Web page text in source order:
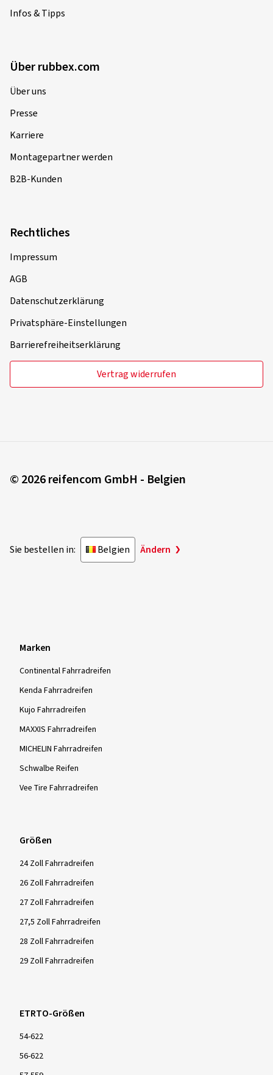
Infos & Tipps
Über rubbex.com
Über uns
Presse
Karriere
Montagepartner werden
B2B-Kunden
Rechtliches
Impressum
AGB
Datenschutzerklärung
Privatsphäre-Einstellungen
Barrierefreiheitserklärung
Vertrag widerrufen
© 2026 reifencom GmbH - Belgien
Sie bestellen in: Belgien Ändern
Marken
Continental Fahrradreifen
Kenda Fahrradreifen
Kujo Fahrradreifen
MAXXIS Fahrradreifen
MICHELIN Fahrradreifen
Schwalbe Reifen
Vee Tire Fahrradreifen
Größen
24 Zoll Fahrradreifen
26 Zoll Fahrradreifen
27 Zoll Fahrradreifen
27,5 Zoll Fahrradreifen
28 Zoll Fahrradreifen
29 Zoll Fahrradreifen
ETRTO-Größen
54-622
56-622